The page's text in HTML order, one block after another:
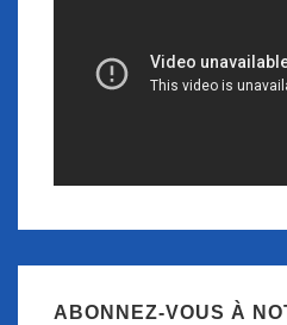
ABONNEZ-VOUS À